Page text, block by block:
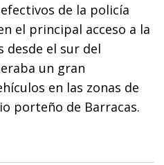
de la policía
el principal acceso a la
desde el sur del
un gran
en las zonas de
porteño de Barracas.